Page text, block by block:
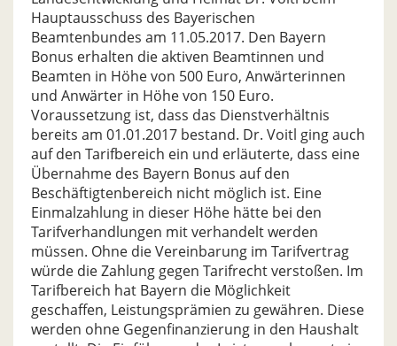
Hauptausschuss des Bayerischen
Beamtenbundes am 11.05.2017. Den Bayern
Bonus erhalten die aktiven Beamtinnen und
Beamten in Höhe von 500 Euro, Anwärterinnen
und Anwärter in Höhe von 150 Euro.
Voraussetzung ist, dass das Dienstverhältnis
bereits am 01.01.2017 bestand. Dr. Voitl ging auch
auf den Tarifbereich ein und erläuterte, dass eine
Übernahme des Bayern Bonus auf den
Beschäftigtenbereich nicht möglich ist. Eine
Einmalzahlung in dieser Höhe hätte bei den
Tarifverhandlungen mit verhandelt werden
müssen. Ohne die Vereinbarung im Tarifvertrag
würde die Zahlung gegen Tarifrecht verstoßen. Im
Tarifbereich hat Bayern die Möglichkeit
geschaffen, Leistungsprämien zu gewähren. Diese
werden ohne Gegenfinanzierung in den Haushalt